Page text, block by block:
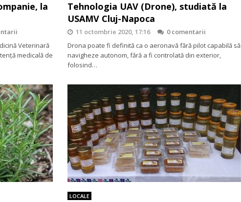
la
Veterinară
medicală de
Tehnologia UAV (Drone), studiată la
USAMV Cluj-Napoca
11 octombrie 2020, 17:16
0 comentarii
Drona poate fi definită ca o aeronavă fără pilot capabilă să
navigheze autonom, fără a fi controlată din exterior,
folosind…
LOCALE